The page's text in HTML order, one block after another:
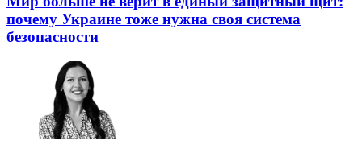
почему Украине тоже нужна своя система
безопасности